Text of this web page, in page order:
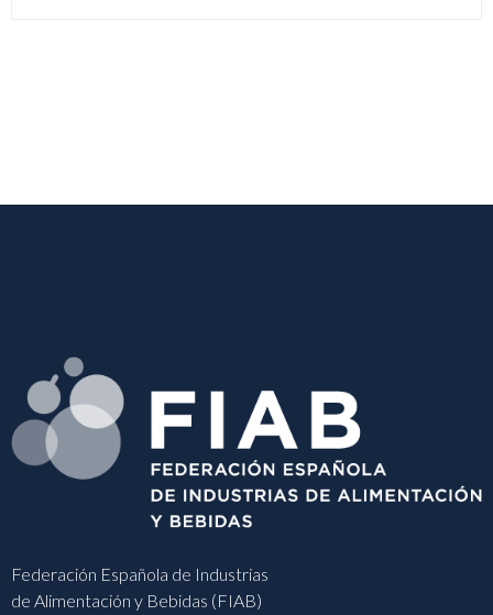
Federación Española de Industrias
de Alimentación y Bebidas (FIAB)